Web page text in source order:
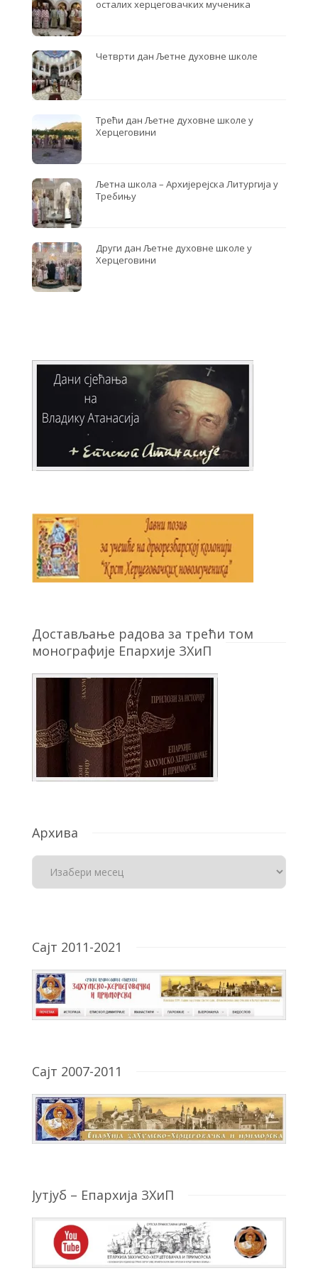
осталих херцеговачких мученика
Четврти дан Љетне духовне школе
Трећи дан Љетне духовне школе у
Херцеговини
Љетна школа – Архијерејска Литургија у
Требињу
Други дан Љетне духовне школе у
Херцеговини
Достављање радова за трећи том
монографије Епархије ЗХиП
Архива
Сајт 2011-2021
Сајт 2007-2011
Јутјуб – Епархија ЗХиП